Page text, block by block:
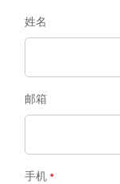
姓名
邮箱
手机